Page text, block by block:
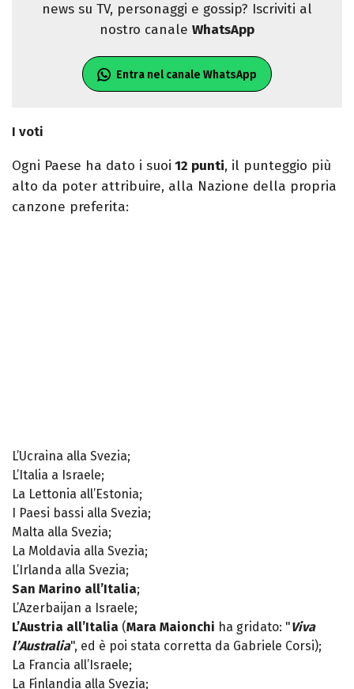
news su TV, personaggi e gossip? Iscriviti al
nostro canale WhatsApp
Entra nel canale WhatsApp
I voti
Ogni Paese ha dato i suoi 12 punti, il punteggio più
alto da poter attribuire, alla Nazione della propria
canzone preferita:
L’Ucraina alla Svezia;
L’Italia a Israele;
La Lettonia all’Estonia;
I Paesi bassi alla Svezia;
Malta alla Svezia;
La Moldavia alla Svezia;
L’Irlanda alla Svezia;
San Marino all’Italia;
L’Azerbaijan a Israele;
L’Austria all’Italia (Mara Maionchi ha gridato: "Viva
l’Australia", ed è poi stata corretta da Gabriele Corsi);
La Francia all’Israele;
La Finlandia alla Svezia;